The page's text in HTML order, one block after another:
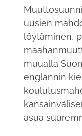
uusien
löytäminen,
muualla
englannin
asua